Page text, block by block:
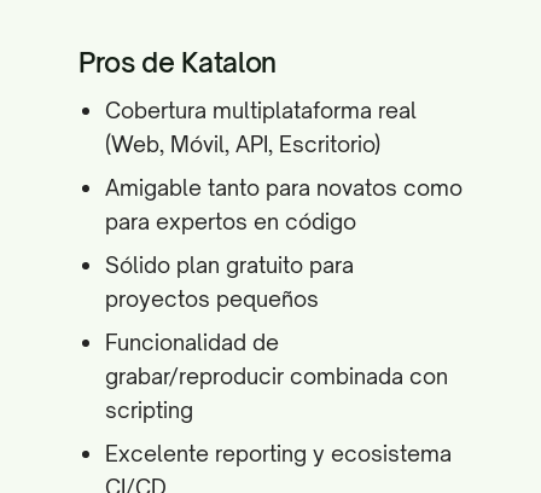
Pros de Katalon
Cobertura multiplataforma real
(Web, Móvil, API, Escritorio)
Amigable tanto para novatos como
para expertos en código
Sólido plan gratuito para
proyectos pequeños
Funcionalidad de
grabar/reproducir combinada con
scripting
Excelente reporting y ecosistema
CI/CD